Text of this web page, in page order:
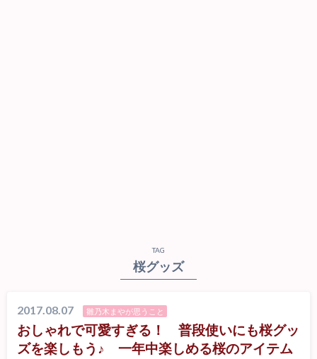
TAG
桜グッズ
2017.08.07 雛乃木まやが思うこと
おしゃれで可愛すぎる！ 普段使いにも桜グッ
ズを楽しもう♪ 一年中楽しめる桜のアイテム